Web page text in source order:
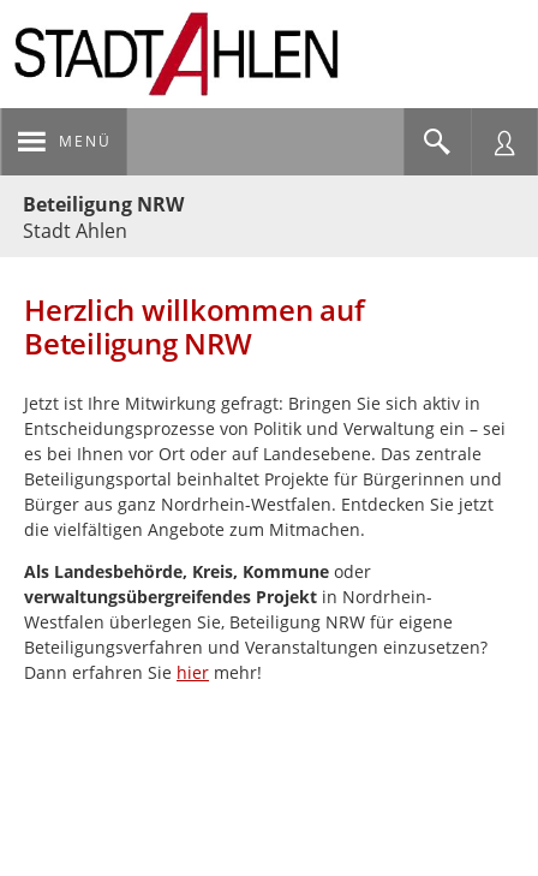
MENÜ
Beteiligung NRW
Stadt Ahlen
Herzlich willkommen auf
Beteiligung NRW
Jetzt ist Ihre Mitwirkung gefragt: Bringen Sie sich aktiv in
Entscheidungsprozesse von Politik und Verwaltung ein – sei
es bei Ihnen vor Ort oder auf Landesebene. Das zentrale
Beteiligungsportal beinhaltet Projekte für Bürgerinnen und
Bürger aus ganz Nordrhein-Westfalen. Entdecken Sie jetzt
die vielfältigen Angebote zum Mitmachen.
Als Landesbehörde, Kreis, Kommune oder
verwaltungsübergreifendes Projekt in Nordrhein-
Westfalen überlegen Sie, Beteiligung NRW für eigene
Beteiligungsverfahren und Veranstaltungen einzusetzen?
Dann erfahren Sie hier mehr!